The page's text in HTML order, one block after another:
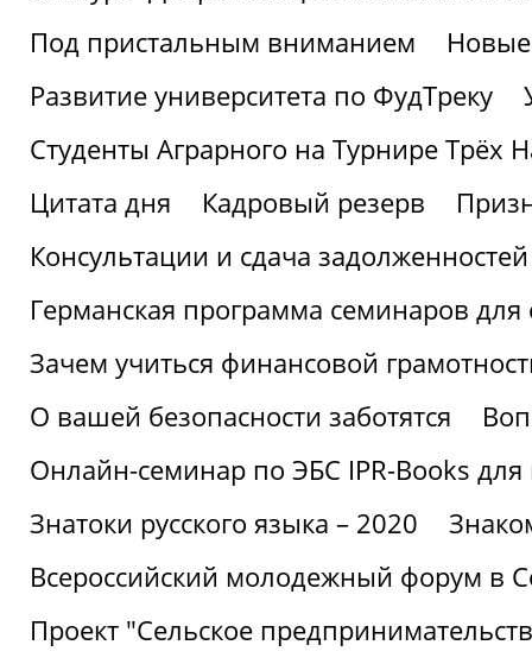
Под пристальным вниманием
Развитие университета по ФудТреку
Студенты Аграрного на Турнире Трёх
Цитата дня
Кадровый резерв
Консультации и сдача
Германская программа семинаров для
Зачем учиться финансовой
О вашей безопасности заботятся
Онлайн-семинар по ЭБС IPR-Books для
Знатоки русского языка – 2020
Всероссийский молодежный форум в
Проект "Сельское